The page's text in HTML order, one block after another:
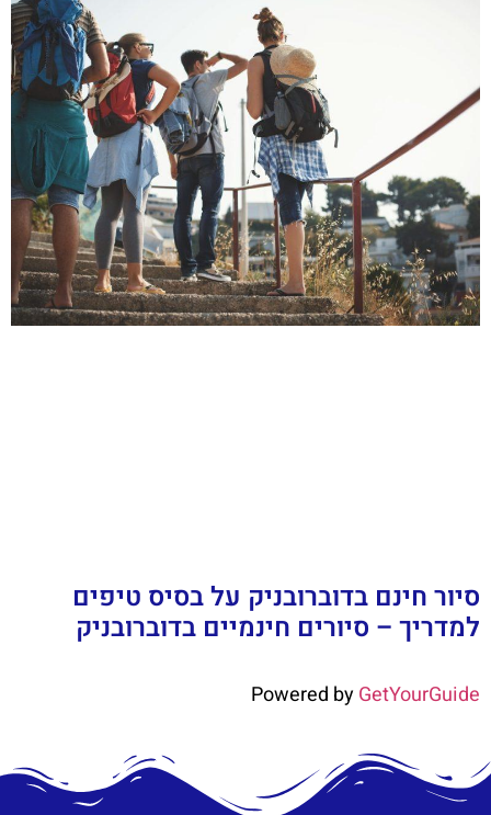
סיור חינם בדוברובניק על בסיס טיפים
למדריך – סיורים חינמיים בדוברובניק
Powered byGetYourGuide